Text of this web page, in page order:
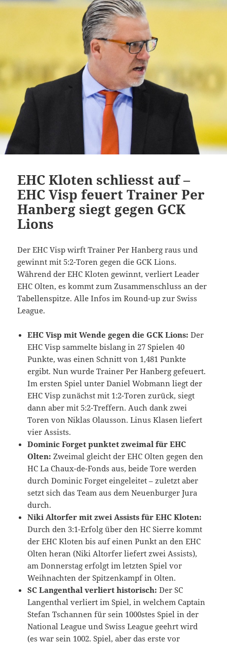
EHC Kloten schliesst auf –
EHC Visp feuert Trainer Per
Hanberg siegt gegen GCK
Lions
Der EHC Visp wirft Trainer Per Hanberg raus und
gewinnt mit 5:2-Toren gegen die GCK Lions.
Während der EHC Kloten gewinnt, verliert Leader
EHC Olten, es kommt zum Zusammenschluss an der
Tabellenspitze. Alle Infos im Round-up zur Swiss
League.
EHC Visp mit Wende gegen die GCK Lions: Der
EHC Visp sammelte bislang in 27 Spielen 40
Punkte, was einen Schnitt von 1,481 Punkte
ergibt. Nun wurde Trainer Per Hanberg gefeuert.
Im ersten Spiel unter Daniel Wobmann liegt der
EHC Visp zunächst mit 1:2-Toren zurück, siegt
dann aber mit 5:2-Treffern. Auch dank zwei
Toren von Niklas Olausson. Linus Klasen liefert
vier Assists.
Dominic Forget punktet zweimal für EHC
Olten:Zweimal gleicht der EHC Olten gegen den
HC La Chaux-de-Fonds aus, beide Tore werden
durch Dominic Forget eingeleitet – zuletzt aber
setzt sich das Team aus dem Neuenburger Jura
durch.
Niki Altorfer mit zwei Assists für EHC Kloten:
Durch den 3:1-Erfolg über den HC Sierre kommt
der EHC Kloten bis auf einen Punkt an den EHC
Olten heran (Niki Altorfer liefert zwei Assists),
am Donnerstag erfolgt im letzten Spiel vor
Weihnachten der Spitzenkampf in Olten.
SC Langenthal verliert historisch: Der SC
Langenthal verliert im Spiel, in welchem Captain
Stefan Tschannen für sein 1000stes Spiel in der
National League und Swiss League geehrt wird
(es war sein 1002. Spiel, aber das erste vor